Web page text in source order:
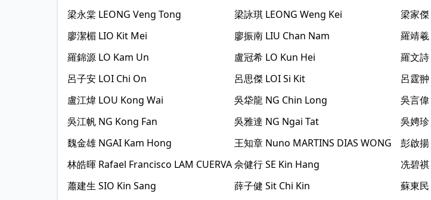
梁永棠 LEONG Veng Tong 梁詠琪 LEONG Weng Kei 梁家傑
廖潔楣 LIO Kit Mei 廖振南 LIU Chan Nam 羅靖羲
羅錦源 LO Kam Un 盧冠希 LO Kun Hei 羅文詩
呂子安 LOI Chi On 呂思傑 LOI Si Kit 呂霆翀
盧江煒 LOU Kong Wai 吳牮龍 NG Chin Long 吳言偉
吳江帆 NG Kong Fan 吳雅達 NG Ngai Tat 吳娉珍
魏金雄 NGAI Kam Hong 王知章 Nuno MARTINS DIAS WONG 彭啟揚
林皓暉 Rafael Francisco LAM CUERVA佘健行 SE Kin Hang 冼碧祺
蕭建生 SIO Kin Sang 薛子健 Sit Chi Kin 蘇東民